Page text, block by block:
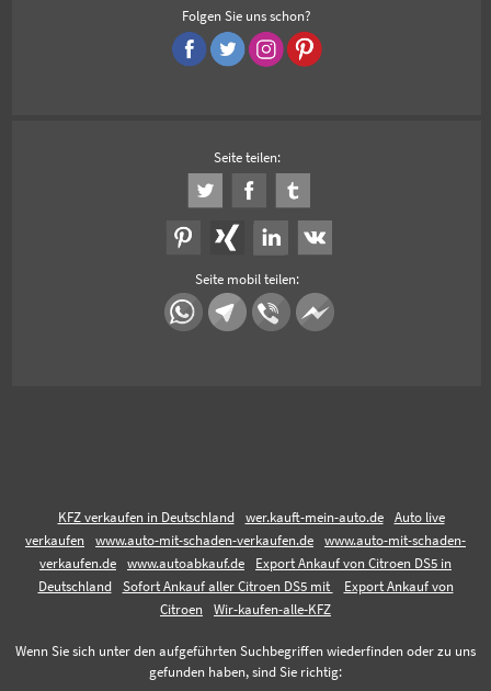
Folgen Sie uns schon?
Seite teilen:
Seite mobil teilen:
KFZ verkaufen in Deutschland wer.kauft-mein-auto.de
Auto live
verkaufen
www.auto-mit-schaden-verkaufen.de
www.auto-mit-schaden-
verkaufen.de
www.autoabkauf.de
Export Ankauf von Citroen DS5 in
Deutschland
Sofort Ankauf aller Citroen DS5 mit
Export Ankauf von
Citroen
Wir-kaufen-alle-KFZ
Wenn Sie sich unter den aufgeführten Suchbegriffen wiederfinden oder zu uns
gefunden haben, sind Sie richtig: